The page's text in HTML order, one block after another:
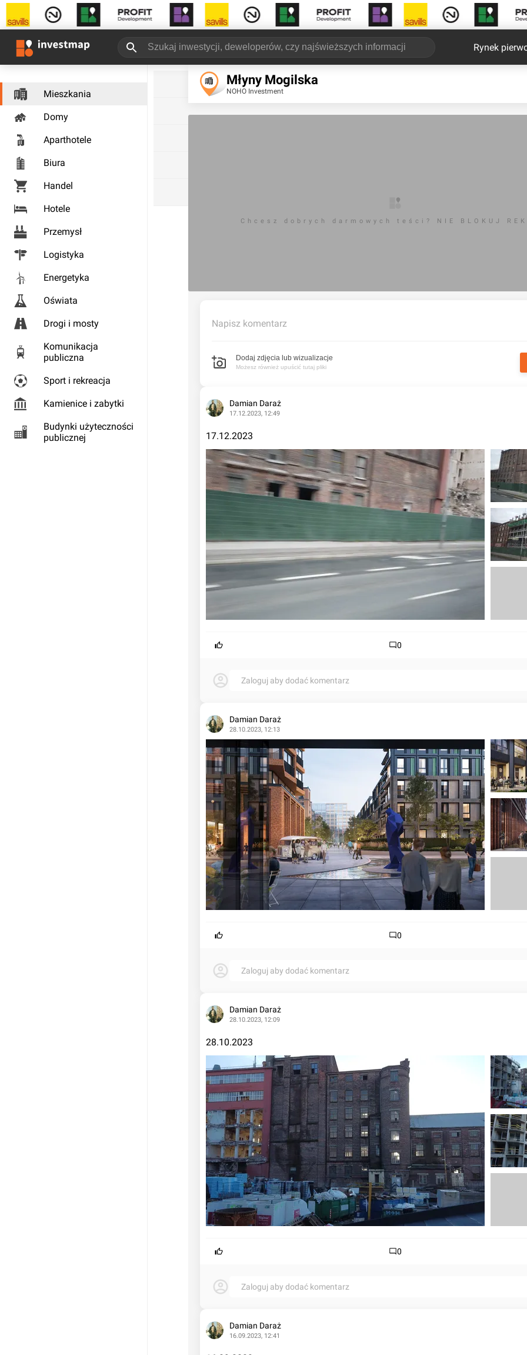
Rynek
Mieszkania
Domy
Aparthotele
Biura
Handel
Hotele
Przemysł
Logistyka
Energetyka
Oświata
Drogi i mosty
Komunikacja
publiczna
Sport i rekreacja
Kamienice i zabytki
Budynki użyteczności
publicznej
Młyny Mogilska
NOHO Investment
Chcesz dobrych darmowych teści? NIE BLOKUJ
Napisz komentarz
Dodaj zdjęcia lub wizualizacje
Możesz również upuścić tutaj pliki
Damian Daraż
17.12.2023, 12:49
17.12.2023
0
Zaloguj aby dodać komentarz
Damian Daraż
28.10.2023, 12:13
0
Zaloguj aby dodać komentarz
Damian Daraż
28.10.2023, 12:09
28.10.2023
0
Zaloguj aby dodać komentarz
Damian Daraż
16.09.2023, 12:41